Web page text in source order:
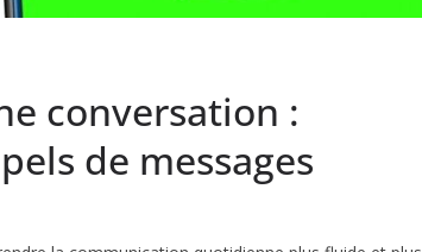
conversation :
de messages